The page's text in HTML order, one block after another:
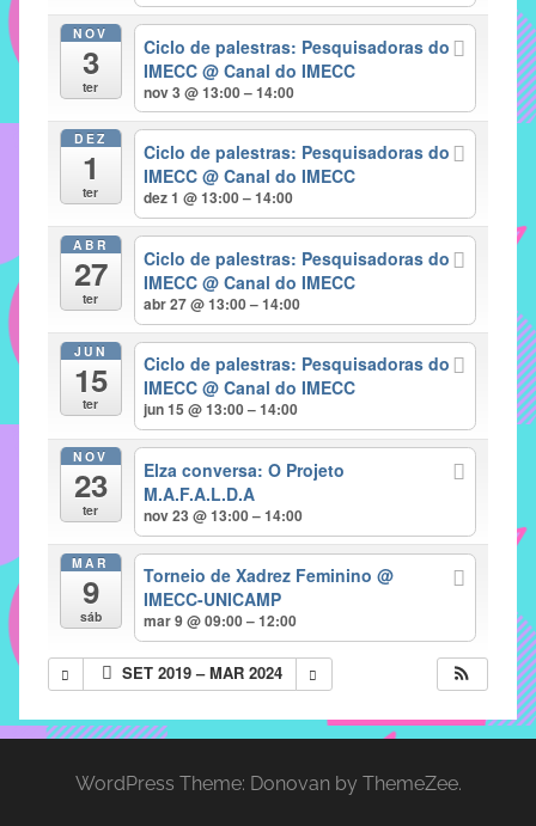
sociais
profissionais
alunos,
professores
pacificadoras
problemas
verificados
instituto,
para
prevenção
NOV
3
ter
Ciclo de palestras: Pesquisadoras do
IMECC@ Canal do IMECC
nov 3 @ 13:00 – 14:00
DEZ
1
ter
Ciclo de palestras: Pesquisadoras do
IMECC@ Canal do IMECC
dez 1 @ 13:00 – 14:00
ABR
27
ter
Ciclo de palestras: Pesquisadoras do
IMECC@ Canal do IMECC
abr 27 @ 13:00 – 14:00
JUN
15
ter
Ciclo de palestras: Pesquisadoras do
IMECC@ Canal do IMECC
jun 15 @ 13:00 – 14:00
NOV
23
ter
Elza conversa: O Projeto
M.A.F.A.L.D.A
nov 23 @ 13:00 – 14:00
MAR
9
sáb
Torneio de Xadrez Feminino@
IMECC-UNICAMP
mar 9 @ 09:00 – 12:00
SET 2019 – MAR 2024
WordPress Theme: Donovan by ThemeZee.